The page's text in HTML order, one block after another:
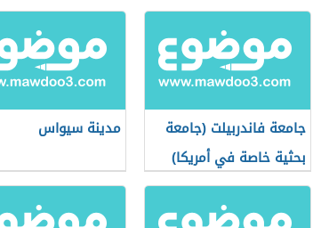
جامعة فاندربيلت (جامعة
بحثية خاصة في أمريكا)
مدينة سيواس